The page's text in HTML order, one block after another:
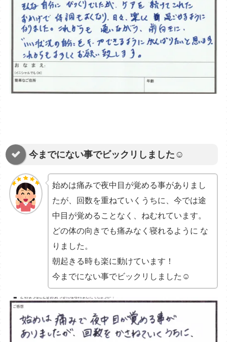
今までにない事でビックリしました☺
始めは痛みで夜中目が覚める事がありまし
たが、回数を重ねていくうちに、今では途
中目が覚めることなく、ねむれています。
どの体の向きでも痛みなく寝れるように な
りました。
朝起きる時も楽に動けています！
今までにない事でビックリしました☺